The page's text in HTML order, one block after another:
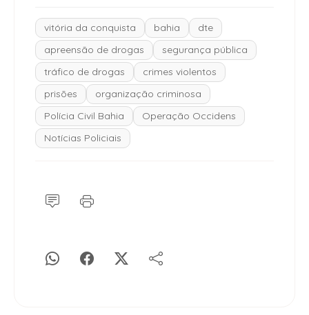
vitória da conquista bahia
dte
apreensão de drogas
segurança pública
tráfico de drogas
crimes violentos
prisões
organização criminosa
Polícia Civil Bahia
Operação Occidens
Notícias Policiais